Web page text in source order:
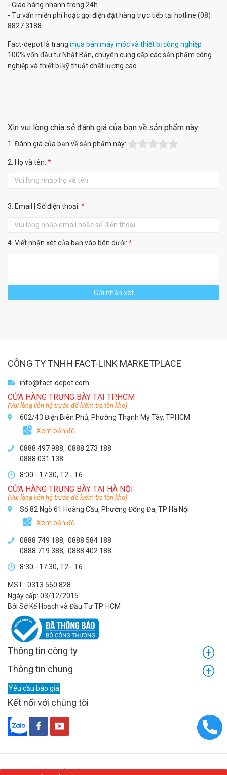
- Giao hàng nhanh trong 24h
- Tư vấn miễn phí hoặc gọi điện đặt hàng trực tiếp tại hotline (08)
8827 3188
Fact-depot là trang mua bán máy móc và thiết bị công nghiệp
100% vốn đầu tư Nhật Bản, chuyên cung cấp các sản phẩm công
nghiệp và thiết bị kỹ thuật chất lượng cao.
Xin vui lòng chia sẻ đánh giá của bạn về sản phẩm này
1. Đánh giá của bạn về sản phẩm này:
2. Họ và tên: *
3. Email | Số điện thoại: *
4. Viết nhận xét của bạn vào bên dưới: *
Gửi nhận xét
CÔNG TY TNHH FACT-LINK MARKETPLACE
info@fact-depot.com
CỬA HÀNG TRƯNG BÀY TẠI TP.HCM
(Vui lòng liên hệ trước để kiểm tra tồn kho)
602/43 Điện Biên Phủ, Phường Thạnh Mỹ Tây, TPHCM
Xem bản đồ
0888 497 988, 0888 273 188
0888 031 138
8:00 - 17:30, T2 - T6
CỬA HÀNG TRƯNG BÀY TẠI HÀ NỘI
(Vui lòng liên hệ trước để kiểm tra tồn kho)
Số 82 Ngõ 61 Hoàng Cầu, Phường Đống Đa, TP Hà Nội
Xem bản đồ
0888 749 188, 0888 584 188
0888 719 388, 0888 402 188
8:30 - 17:30, T2 - T6
MST : 0313 560 828
Ngày cấp: 03/12/2015
Bởi Sở Kế Hoạch và Đầu Tư TP. HCM
Thông tin công ty
Thông tin chung
Yêu cầu báo giá
Kết nối với chúng tôi